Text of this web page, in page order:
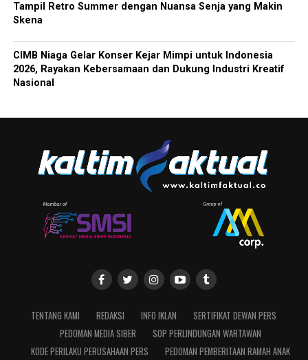
Tampil Retro Summer dengan Nuansa Senja yang Makin
Skena
CIMB Niaga Gelar Konser Kejar Mimpi untuk Indonesia
2026, Rayakan Kebersamaan dan Dukung Industri Kreatif
Nasional
TENTANG KAMI REDAKSI INFO IKLAN
SERTIFIKAT DEWAN PERS
PEDOMAN MEDIA SIBER
SOP PERLINDUNGAN WARTAWAN
KODE PERILAKU PERUSAHAAN PERS
PEDOMAN PEMBERITAAN RAMAH ANAK